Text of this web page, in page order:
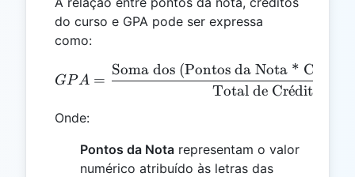
do curso e GPA pode ser expressa
como:
GPA = \frac{\text{Soma
GPA =
Total de Cre
ˊditos
Soma dos (Pontos da Nota * Cr
Onde:
Pontos da Nota representam o valor
numérico atribuído às letras das